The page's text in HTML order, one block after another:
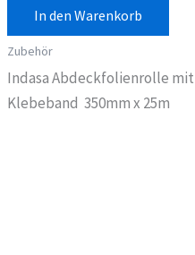
In den Warenkorb
Zubehör
Indasa Abdeckfolienrolle mit
Klebeband 350mm x 25m